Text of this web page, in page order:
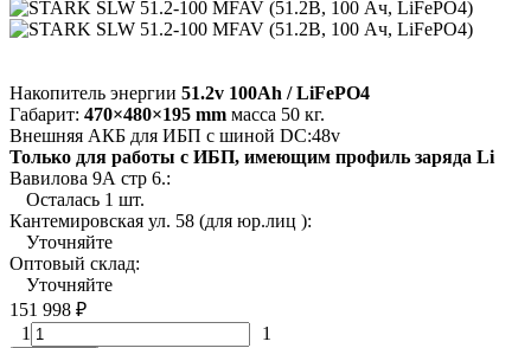
Накопитель энергии 51.2v 100Ah / LiFePO4
Габарит: 470×480×195 mm масса 50 кг.
Внешняя АКБ для ИБП с шиной DC:48v
Только для работы с ИБП, имеющим профиль заряда Li
Вавилова 9А стр 6.:
Осталась 1 шт.
Кантемировская ул. 58 (для юр.лиц ):
Уточняйте
Оптовый склад:
Уточняйте
151 998 ₽
1
1